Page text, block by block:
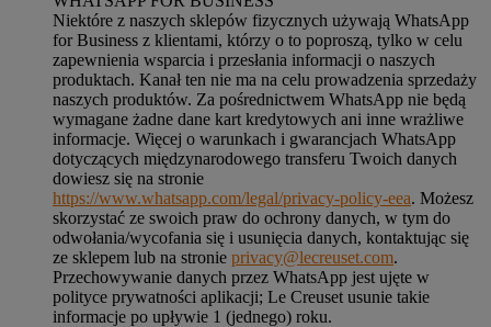
Niektóre z naszych sklepów fizycznych używają WhatsApp
for Business z klientami, którzy o to poproszą, tylko w celu
zapewnienia wsparcia i przesłania informacji o naszych
produktach. Kanał ten nie ma na celu prowadzenia sprzedaży
naszych produktów. Za pośrednictwem WhatsApp nie będą
wymagane żadne dane kart kredytowych ani inne wrażliwe
informacje. Więcej o warunkach i gwarancjach WhatsApp
dotyczących międzynarodowego transferu Twoich danych
dowiesz się na stronie
https://www.whatsapp.com/legal/privacy-policy-eea. Możesz
skorzystać ze swoich praw do ochrony danych, w tym do
odwołania/wycofania się i usunięcia danych, kontaktując się
ze sklepem lub na stronie privacy@lecreuset.com.
Przechowywanie danych przez WhatsApp jest ujęte w
polityce prywatności aplikacji; Le Creuset usunie takie
informacje po upływie 1 (jednego) roku.